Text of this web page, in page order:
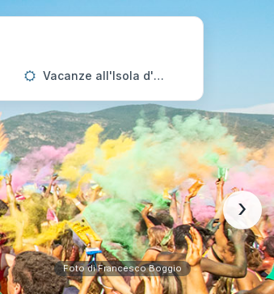
Vacanze all'Isola d'Elba
Foto di Francesco Boggio
›